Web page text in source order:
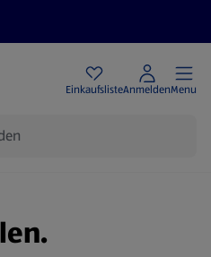
EinkaufslisteAnmeldenMenu